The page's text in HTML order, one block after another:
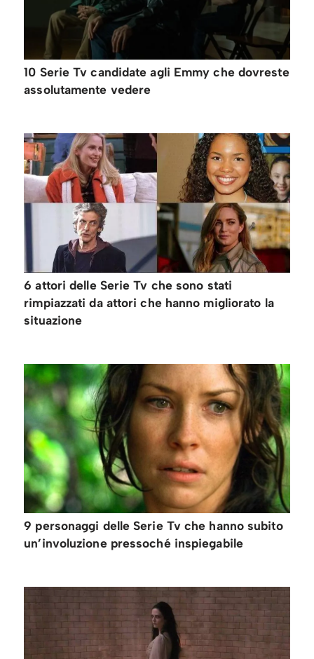
10 Serie Tv candidate agli Emmy che dovreste
assolutamente vedere
6 attori delle Serie Tv che sono stati
rimpiazzati da attori che hanno migliorato la
situazione
9 personaggi delle Serie Tv che hanno subito
un’involuzione pressoché inspiegabile